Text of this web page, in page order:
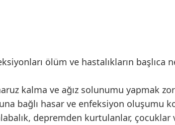
ölüm ve hastalıkların başlıca
kalma ve ağız solunumu yapmak
bağlı hasar ve enfeksiyon oluşumu
depremden kurtulanlar,